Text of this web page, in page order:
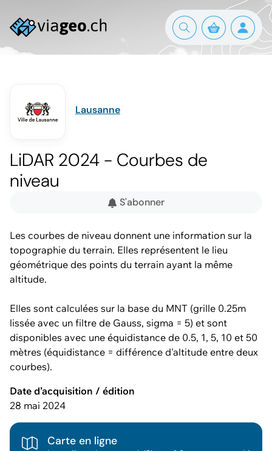
Lausanne
LiDAR 2024 - Courbes de
niveau
S'abonner
Les courbes de niveau donnent une information sur la
topographie du terrain. Elles représentent le lieu
géométrique des points du terrain ayant la même
altitude.
Elles sont calculées sur la base du MNT (grille 0.25m
lissée avec un filtre de Gauss, sigma = 5) et sont
disponibles avec une équidistance de 0.5, 1, 5, 10 et 50
mètres (équidistance = différence d'altitude entre deux
courbes).
Date d’acquisition / édition
28 mai 2024
Carte en ligne